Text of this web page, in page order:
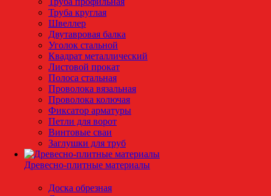
Труба круглая
Швеллер
Двутавровая балка
Уголок стальной
Квадрат металлический
Листовой прокат
Полоса стальная
Проволока вязальная
Проволока колючая
Фиксатор арматуры
Петли для ворот
Винтовые сваи
Заглушки для труб
Древесно-плитные материалы
Доска обрезная